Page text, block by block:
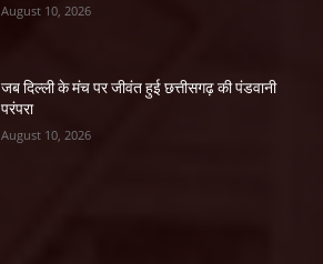
August 10, 2026
जब दिल्ली के मंच पर जीवंत हुई छत्तीसगढ़ की पंडवानी
परंपरा
August 10, 2026